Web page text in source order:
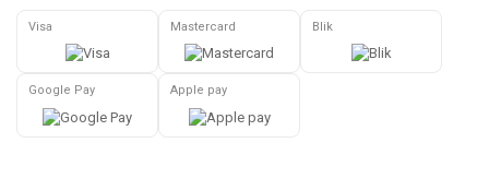
Visa Mastercard Blik
Google Pay Apple pay